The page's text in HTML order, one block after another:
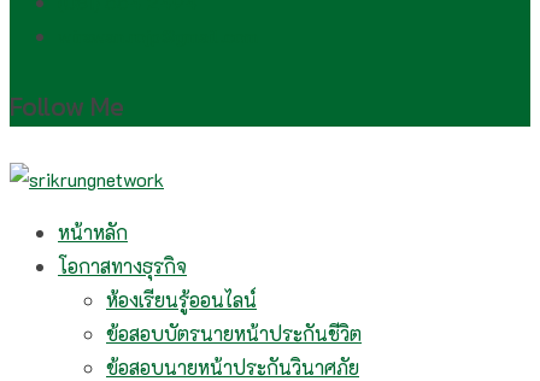
Follow Me
หน้าหลัก
โอกาสทางธุรกิจ
ห้องเรียนรู้ออนไลน์
ข้อสอบบัตรนายหน้าประกันชีวิต
ข้อสอบนายหน้าประกันวินาศภัย